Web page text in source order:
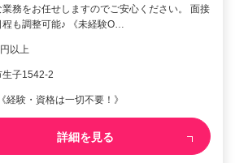
業務をお任せしますのでご安心ください。 面接
程も調整可能♪ 《未経験O…
以上
生子1542-2
経験・資格は一切不要！》
詳細を見る